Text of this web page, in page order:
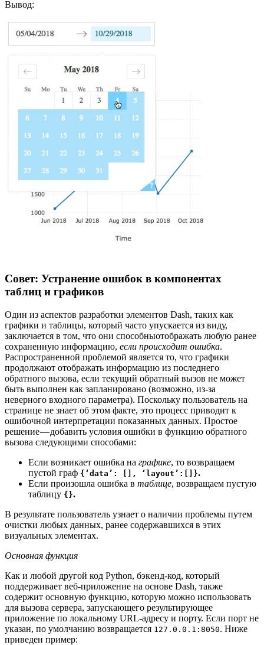
Вывод:
Совет: Устранение ошибок в компонентах
таблиц и графиков
Один из аспектов разработки элементов Dash, таких как
графики и таблицы, который часто упускается из виду,
заключается в том, что они способныотображать любую ранее
сохраненную информацию, если происходит ошибка.
Распространенной проблемой является то, что графики
продолжают отображать информацию из последнего
обратного вызова, если текущий обратный вызов не может
быть выполнен как запланировано (возможно, из-за
неверного входного параметра). Поскольку пользователь на
странице не знает об этом факте, это процесс приводит к
ошибочной интерпретации показанных данных. Простое
решение — добавить условия ошибки в функцию обратного
вызова следующими способами:
Если возникает ошибка на графике, то возвращаем
пустой граф {‘data’: [], ‘layout’:[]}.
Если произошла ошибка в таблице, возвращаем пустую
таблицу {}.
В результате пользователь узнает о наличии проблемы путем
очистки любых данных, ранее содержавшихся в этих
визуальных элементах.
Основная функция
Как и любой другой код Python, бэкенд-код, который
поддерживает веб-приложение на основе Dash, также
содержит основную функцию, которую можно использовать
для вызова сервера, запускающего результирующее
приложение по локальному URL-адресу и порту. Если порт не
указан, по умолчанию возвращается 127.0.0.1:8050. Ниже
приведен пример: